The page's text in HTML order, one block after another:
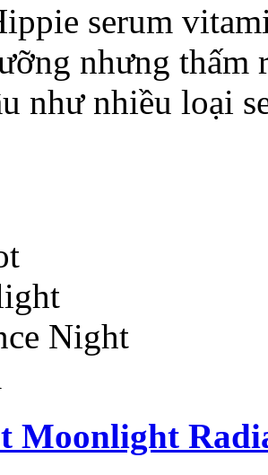
serum
nhưng thấm
như nhiều loại
Moonlight